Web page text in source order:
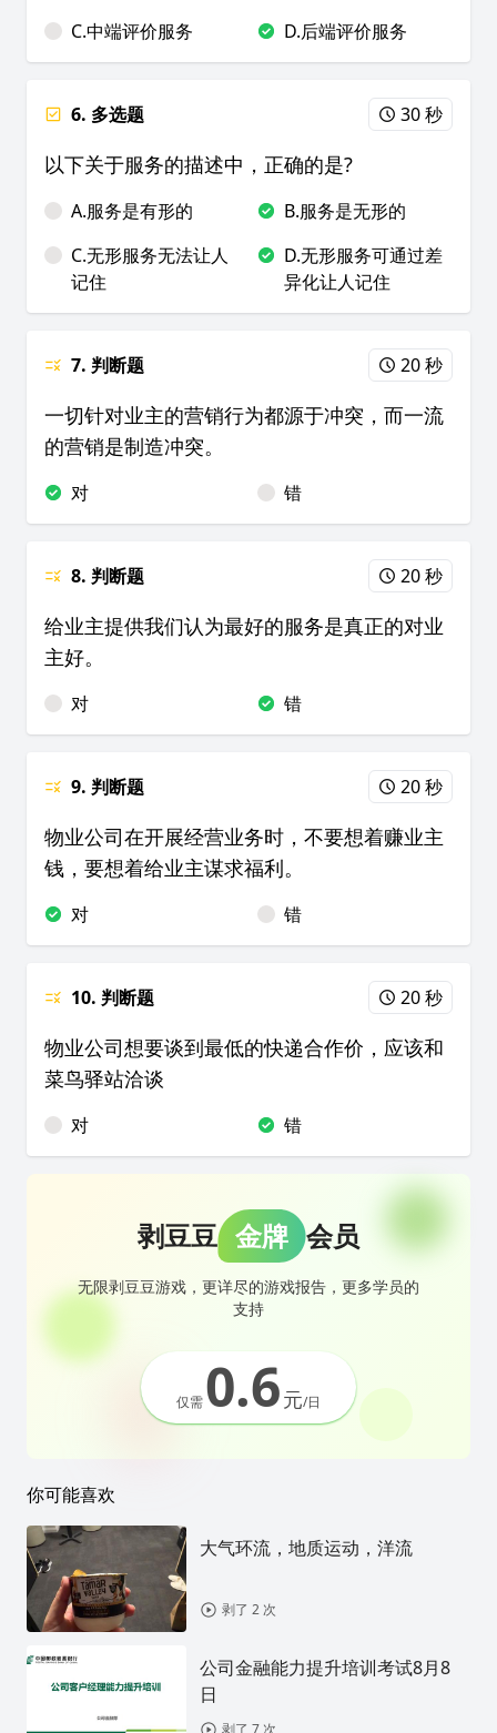
C.中端评价服务
D.后端评价服务
6. 多选题 30 秒
以下关于服务的描述中，正确的是?
A.服务是有形的
B.服务是无形的
C.无形服务无法让人
记住
D.无形服务可通过差
异化让人记住
7. 判断题 20 秒
一切针对业主的营销行为都源于冲突，而一流
的营销是制造冲突。
对 错
8. 判断题 20 秒
给业主提供我们认为最好的服务是真正的对业
主好。
对 错
9. 判断题 20 秒
物业公司在开展经营业务时，不要想着赚业主
钱，要想着给业主谋求福利。
对 错
10. 判断题 20 秒
物业公司想要谈到最低的快递合作价，应该和
菜鸟驿站洽谈
对 错
剥豆豆 金牌 会员
无限剥豆豆游戏，更详尽的游戏报告，更多学员的
支持
仅需0.6元/日
你可能喜欢
大气环流，地质运动，洋流
剥了 2 次
公司金融能力提升培训考试8月8
日
剥了 7 次